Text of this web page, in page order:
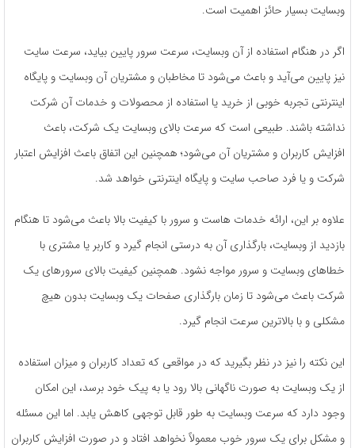
وبسایت بسیار حائز اهمیت است.
اگر در هنگام استفاده از آن وبسایت، سرعت سرور پایین بیاید، سرعت سایت
نیز پایین می‌آید و باعث می‌شود تا مخاطبان و مشتریان آن وبسایت و پایگاه
اینترنتی تجربه خوبی از خرید یا استفاده از محصولات و خدمات آن شرکت
نداشته باشند. طبیعی است که سرعت بالای وبسایت یک شرکت، باعث
افزایش کاربران و مشتریان آن می‌شود؛ همچنین این اتفاق باعث افزایش اعتبار
شرکت و یا فرد صاحب سایت و پایگاه اینترنتی خواهد شد.
علاوه بر این، ارائه خدمات هاست و سرور با کیفیت بالا باعث می‌شود تا هنگام
بازدید از وبسایت، بارگذاری آن به درستی انجام گیرد و کاربر یا مشتری با
خطاهای وبسایت و سرور مواجه نشود. همچنین کیفیت بالای سرورهای یک
شرکت باعث می‌شود تا زمان بارگذاری صفحات یک وبسایت بدون هیچ
مشکلی و با بالاترین سرعت انجام گیرد.
این نکته را نیز در نظر بگیرید که در مواقعی که تعداد کاربران و میزان استفاده
از یک وبسایت به صورت ناگهانی بالا رود یا به پیک خود برسد، این امکان
وجود دارد که سرعت وبسایت به طور قابل توجهی کاهش یابد. اما این مسئله
و مشکل برای یک سرور خوب معمولاً نخواهد افتاد و در صورت افزایش کاربران